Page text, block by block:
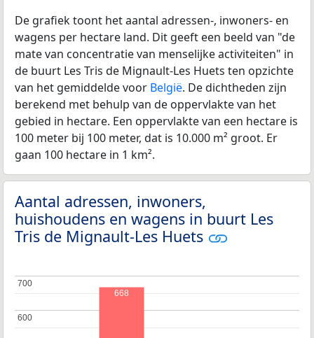
De grafiek toont het aantal adressen-, inwoners- en
wagens per hectare land. Dit geeft een beeld van "de
mate van concentratie van menselijke activiteiten" in
de buurt Les Tris de Mignault-Les Huets ten opzichte
van het gemiddelde voor België. De dichtheden zijn
berekend met behulp van de oppervlakte van het
gebied in hectare. Een oppervlakte van een hectare is
100 meter bij 100 meter, dat is 10.000 m² groot. Er
gaan 100 hectare in 1 km².
Aantal adressen, inwoners,
huishoudens en wagens in buurt Les
Tris de Mignault-Les Huets
600
600
700
700
668